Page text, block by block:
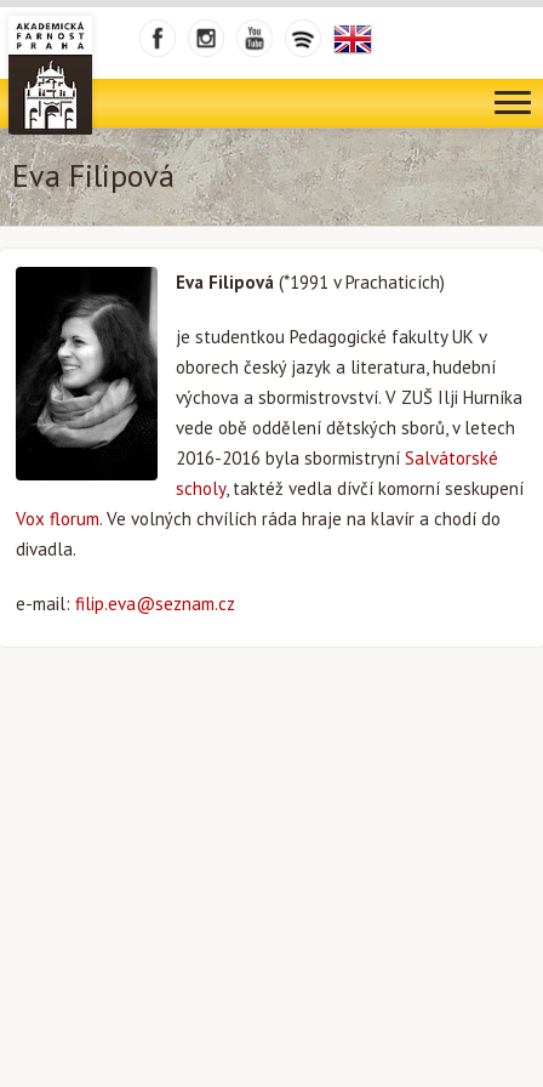
Eva Filipová
Eva Filipová (*1991 v Prachaticích)
je studentkou Pedagogické fakulty UK v
oborech český jazyk a literatura, hudební
výchova a sbormistrovství. V ZUŠ Ilji Hurníka
vede obě oddělení dětských sborů, v letech
2016-2016 byla sbormistryní Salvátorské
scholy, taktéž vedla dívčí komorní seskupení
Vox florum. Ve volných chvílích ráda hraje na klavír a chodí do
divadla.
e-mail: filip.eva@seznam.cz